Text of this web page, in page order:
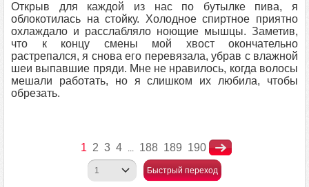
Открыв для каждой из нас по бутылке пива, я
облокотилась на стойку. Холодное спиртное приятно
охлаждало и расслабляло ноющие мышцы. Заметив,
что к концу смены мой хвост окончательно
растрепался, я снова его перевязала, убрав с влажной
шеи выпавшие пряди. Мне не нравилось, когда волосы
мешали работать, но я слишком их любила, чтобы
обрезать.
1 2 3 4 ... 188 189 190
Быстрый переход